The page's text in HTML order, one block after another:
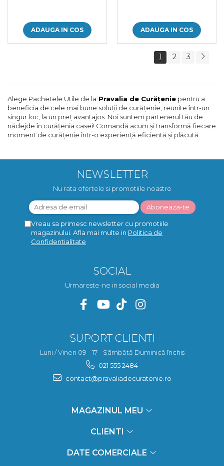
ADAUGA IN COS ADAUGA IN COS
1 2 3
Alege Pachetele Utile de la Pravalia de Curățenie pentru a
beneficia de cele mai bune soluții de curățenie, reunite într-un
singur loc, la un preț avantajos. Noi suntem partenerul tău de
nădejde în curățenia casei! Comandă acum și transformă fiecare
moment de curățenie într-o experiență eficientă și plăcută.
NEWSLETTER
Nu rata ofertele si promotiile noastre
Vreau sa primesc newsletter cu promotiile
magazinului. Afla mai multe in Politica de
Confidentialitate
SOCIAL
Urmareste-ne in social media
SUPORT CLIENTI
Luni / Vineri 09 - 17 - Sâmbătă Duminică închis
021 555 2484
contact@pravaliadecuratenie.ro
MAGAZINUL MEU
CLIENTI
DATE COMERCIALE